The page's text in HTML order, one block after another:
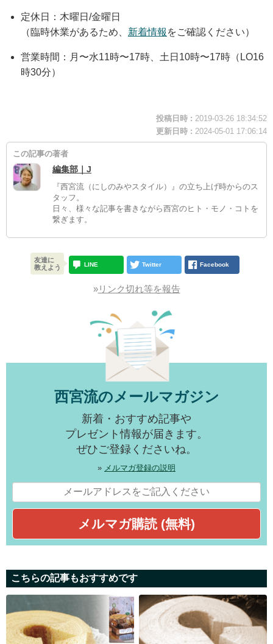
定休日：木曜日/金曜日
（臨時休業があるため、 新着情報 をご確認ください）
営業時間：月〜水11時〜17時、土日10時〜17時（LO16
時30分）
投稿日時 : 2019-03-26 18:34:52
更新日時 : 2024-05-01 17:06:14
この記事の著者
編集部｜J
『西宮流（にしのみやスタイル）』の立ち上げ時からのス
タッフ。
日々、様々な記事を書きながら西宮のヒト・モノ・コトを
繋ぎます。
友達に
教えよう
LINE Twitter Facebook
»リンク切れ等を報告
西宮流のメールマガジン
新着・おすすめ記事や
プレゼント情報が届きます。
ぜひご登録くださいね。
» メルマガ登録の説明
こちらの記事もおすすめです